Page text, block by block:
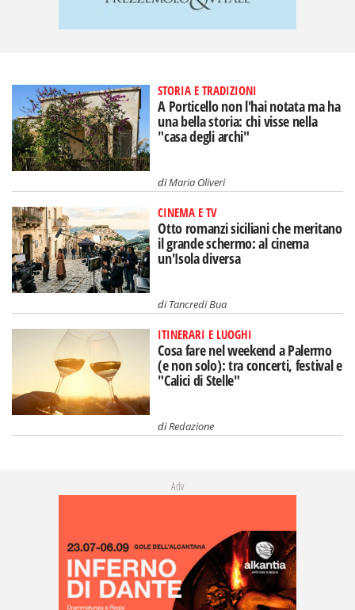
STORIA E TRADIZIONI
A Porticello non l'hai notata ma ha
una bella storia: chi visse nella
"casa degli archi"
diMaria Oliveri
CINEMA E TV
Otto romanzi siciliani che meritano
il grande schermo: al cinema
un'Isola diversa
diTancredi Bua
ITINERARI E LUOGHI
Cosa fare nel weekend a Palermo
(e non solo): tra concerti, festival e
"Calici di Stelle"
diRedazione
Adv